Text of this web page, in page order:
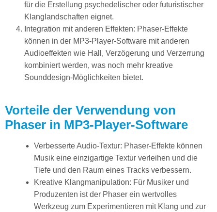
für die Erstellung psychedelischer oder futuristischer
Klanglandschaften eignet.
Integration mit anderen Effekten: Phaser-Effekte
können in der MP3-Player-Software mit anderen
Audioeffekten wie Hall, Verzögerung und Verzerrung
kombiniert werden, was noch mehr kreative
Sounddesign-Möglichkeiten bietet.
Vorteile der Verwendung von
Phaser in MP3-Player-Software
Verbesserte Audio-Textur: Phaser-Effekte können
Musik eine einzigartige Textur verleihen und die
Tiefe und den Raum eines Tracks verbessern.
Kreative Klangmanipulation: Für Musiker und
Produzenten ist der Phaser ein wertvolles
Werkzeug zum Experimentieren mit Klang und zur